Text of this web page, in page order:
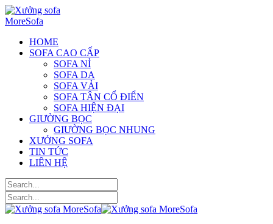
HOME
SOFA CAO CẤP
SOFA NỈ
SOFA DA
SOFA VẢI
SOFA TÂN CỔ ĐIỂN
SOFA HIỆN ĐẠI
GIƯỜNG BỌC
GIƯỜNG BỌC NHUNG
XƯỞNG SOFA
TIN TỨC
LIÊN HỆ